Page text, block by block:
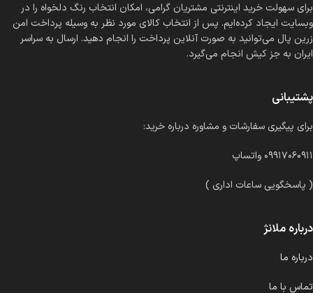
برای سهولت خرید اینترنتی مشتریان گرامی، امکان انتخاب رنگ دلخواه را در
وبسایت ایجاد کرده‌ایم. پس از انتخاب کالای مورد نظر به وسیله پرداخت امن
زرین پال می‌توانید به صورت آنلاین پرداخت را انجام دهید. ارسال به سراسر
ایران به جز کیش انجام می‌گیرد.
پشتیبانی
برای پیگیری سفارشات و مشاوره درباره خرید:
۰۹۹۱۷۰۶۰۹۱۱ واتساپ
( پاسخگویی ساعات اداری )
درباره ملانژ
درباره ما
تماس با ما